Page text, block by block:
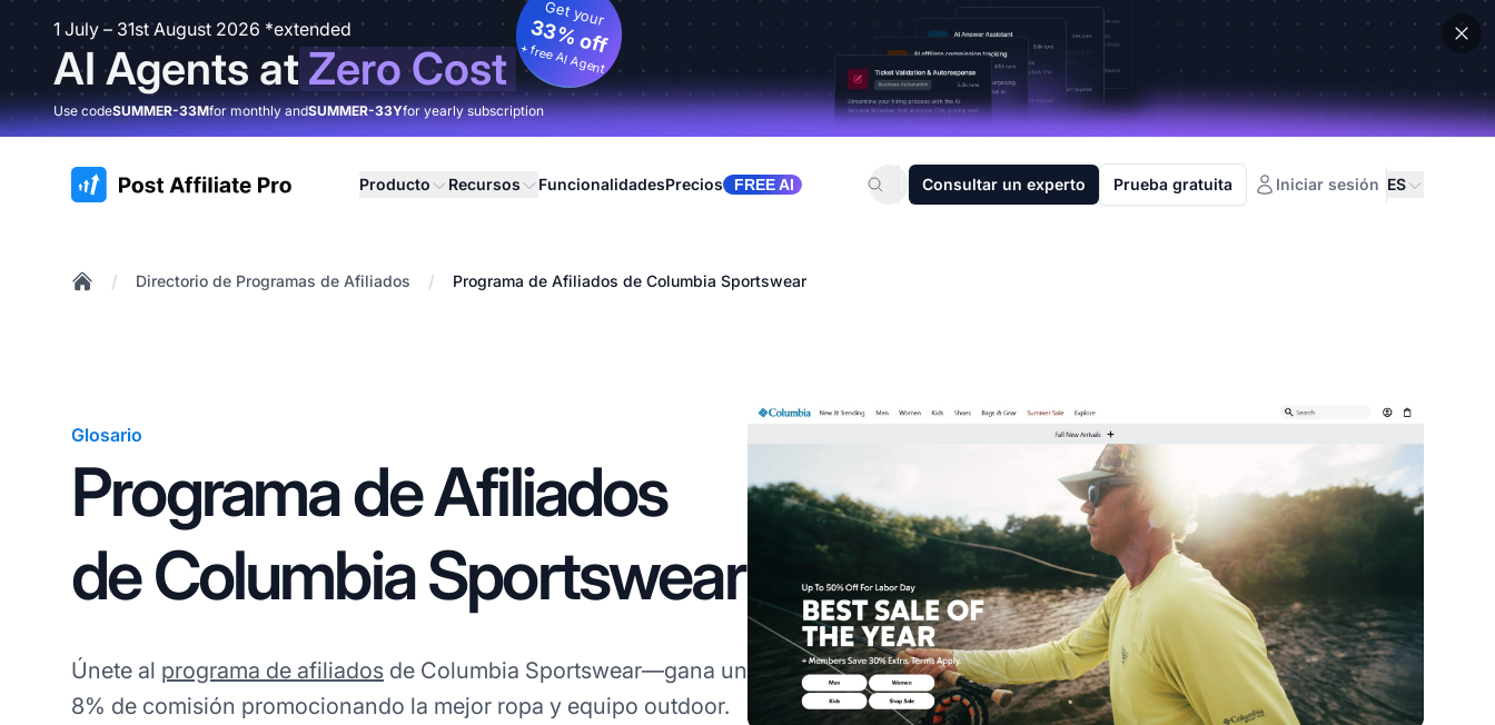
1 July – 31st August 2026 *extended
AI Agents atZero Cost
Get your
33% off
+ free AI Agent
Use codeSUMMER-33Mfor monthly andSUMMER-33Yfor yearly subscription
:site.title Producto Recursos FuncionalidadesPrecios FREE AI Consultar un experto Prueba gratuita Iniciar sesión ES
/ Directorio de Programas de Afiliados / Programa de Afiliados de Columbia Sportswear
Glosario
Programa de Afiliados
de Columbia Sportswear
Únete al programa de afiliados de Columbia Sportswear—gana un
8% de comisión promocionando la mejor ropa y equipo outdoor.